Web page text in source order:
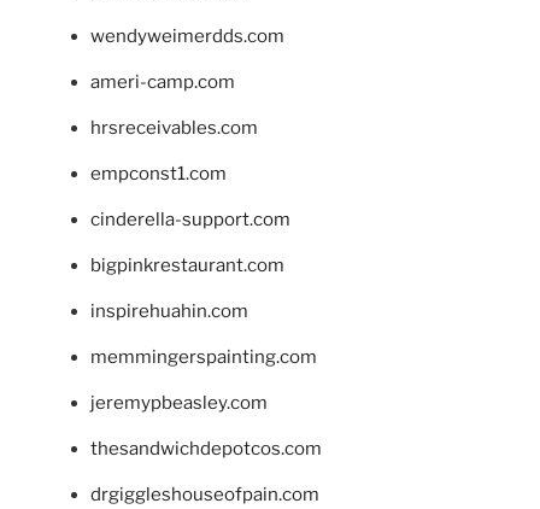
wendyweimerdds.com
ameri-camp.com
hrsreceivables.com
empconst1.com
cinderella-support.com
bigpinkrestaurant.com
inspirehuahin.com
memmingerspainting.com
jeremypbeasley.com
thesandwichdepotcos.com
drgiggleshouseofpain.com